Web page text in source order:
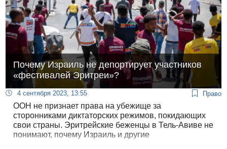
Почему Израиль не депортирует участников
«фестивалей Эритреи»?
4 сентября 2023, 13:55 Право
ООН не признает права на убежище за
сторонниками диктаторских режимов, покидающих
свои страны. Эритрейские беженцы в Тель-Авиве не
понимают, почему Израиль и другие